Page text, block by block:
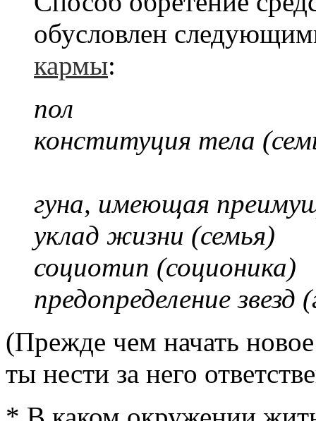
обусловлен
кармы:
пол
конституция тела
гуна, имеющая
уклад жизни (семья)
социотип
предопределение звезд
(Прежде чем начать
ты нести за него